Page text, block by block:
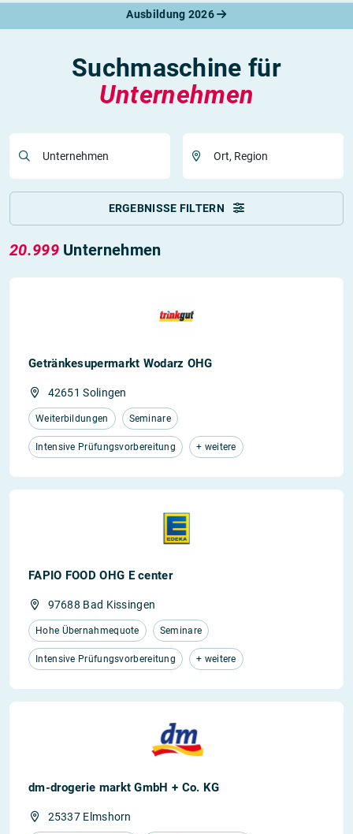
Ausbildung 2026
Suchmaschine für
Unternehmen
Unternehmen Ort, Region
ERGEBNISSE FILTERN
20.999Unternehmen
Getränkesupermarkt Wodarz OHG
42651 Solingen
Weiterbildungen Seminare
Intensive Prüfungsvorbereitung + weitere
FAPIO FOOD OHG E center
97688 Bad Kissingen
Hohe Übernahmequote Seminare
Intensive Prüfungsvorbereitung + weitere
dm-drogerie markt GmbH + Co. KG
25337 Elmshorn